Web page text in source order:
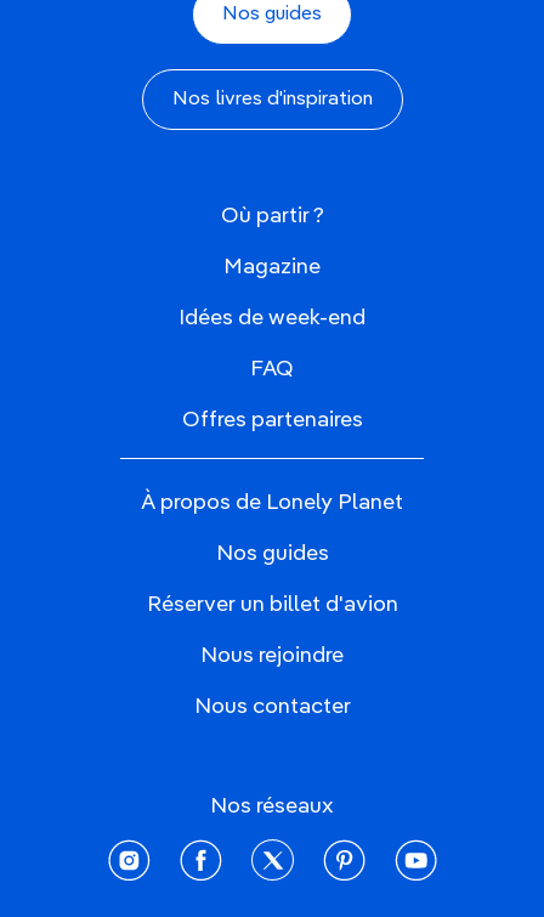
Nos guides
Nos livres d'inspiration
Où partir ?
Magazine
Idées de week-end
FAQ
Offres partenaires
À propos de Lonely Planet
Nos guides
Réserver un billet d'avion
Nous rejoindre
Nous contacter
Nos réseaux
instagramfacebooktwitter pinterestyoutube